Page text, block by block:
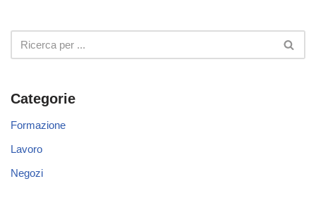
Categorie
Formazione
Lavoro
Negozi